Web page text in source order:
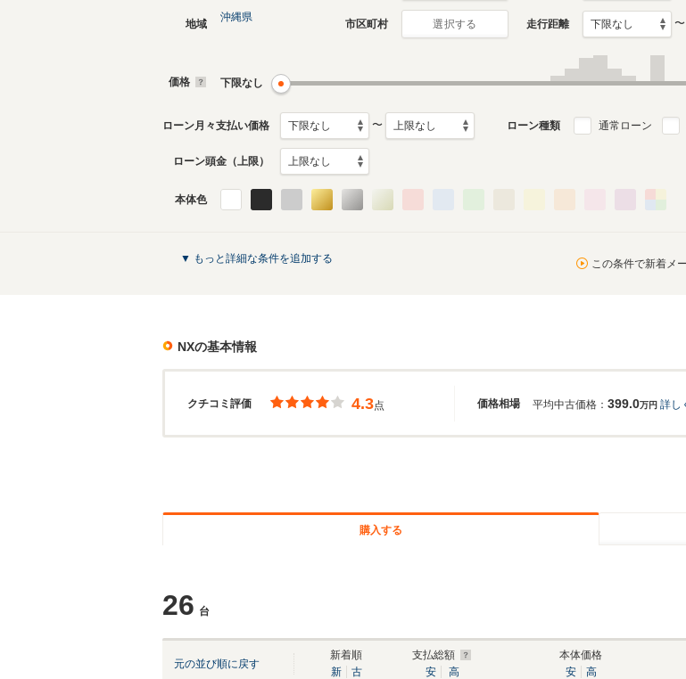
NXのカタログを見る
地域
沖縄県
市区町村 選択する 走行距離 〜
価格 下限なし
ローン月々支払い価格 〜 ローン種類 通常ローン
ローン頭金（上限）
本体色
▼ もっと詳細な条件を追加する この条件で新着メ
NXの基本情報
クチコミ評価 価格相場
4.3点 平均中古価格： 399.0万円 詳し
購入する
26 台
元の並び順に戻す
新着順
新
古
支払総額
安
高
本体価格
安
高